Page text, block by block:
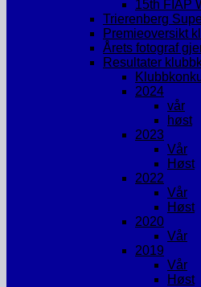
15th FIAP
Trierenberg
Premieoversikt
Årets fotograf
Resultater
2024
vår
høst
2023
Vår
Høst
2022
Vår
Høst
2020
Vår
2019
Vår
Høst